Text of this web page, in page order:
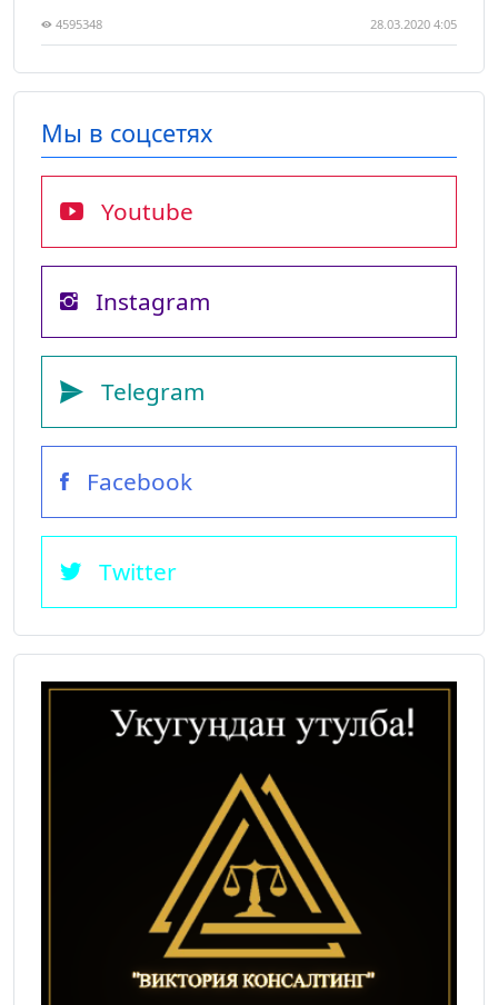
4595348 28.03.2020 4:05
Мы в соцсетях
Youtube
Instagram
Telegram
Facebook
Twitter